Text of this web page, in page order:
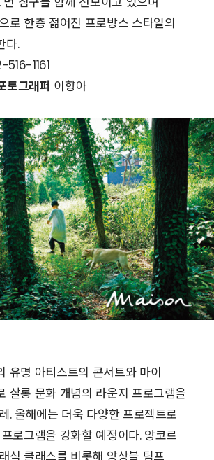
로 한층 젊어진 프로방스 스타일의
다.
1161
토그래퍼 이향아
유명 아티스트의 콘서트와 마이
살롱 문화 개념의 라운지 프로그램을
. 올해에는 더욱 다양한 프로젝트로
로그램을 강화할 예정이다. 앙코르
식 클래스를 비롯해 앙상블 팀프